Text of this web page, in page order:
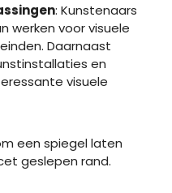
: Kunstenaars
werken voor visuele
Daarnaast
en
visuele
een spiegel laten
geslepen rand.